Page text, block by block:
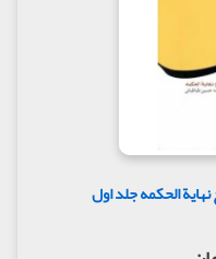
الحکمه جلد اول